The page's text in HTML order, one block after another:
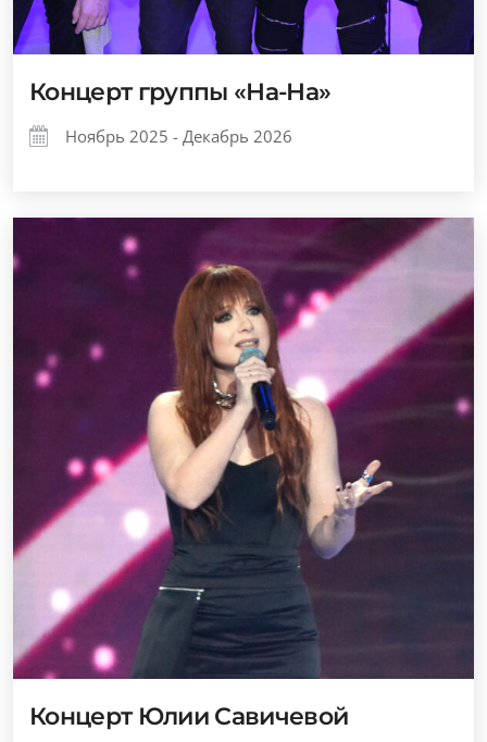
Концерт группы «На-На»
Ноябрь 2025 - Декабрь 2026
Концерт Юлии Савичевой